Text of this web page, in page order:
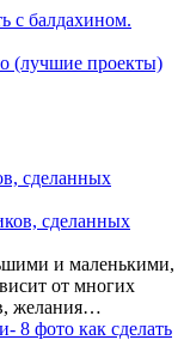
с балдахином.
(лучшие проекты)
сделанных
и маленькими,
от многих
желания…
фото как сделать